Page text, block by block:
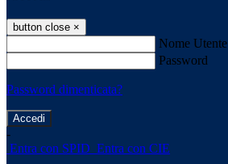
button close ×
Nome Utente
Password
Password dimenticata?
-
Entra con SPID Entra con CIE